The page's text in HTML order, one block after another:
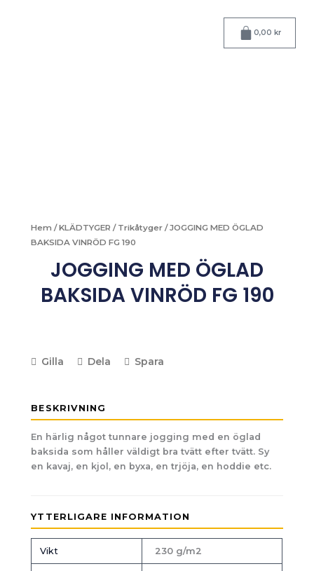
0,00 kr
Varukorg
Hem /KLÄDTYGER / Trikåtyger / JOGGING MED ÖGLAD
BAKSIDA VINRÖD FG 190
JOGGING MED ÖGLAD
BAKSIDA VINRÖD FG 190
Gilla Dela Spara
BESKRIVNING
En härlig något tunnare jogging med en öglad
baksida som håller väldigt bra tvätt efter tvätt. Sy
en kavaj, en kjol, en byxa, en trjöja, en hoddie etc.
YTTERLIGARE INFORMATION
Vikt 230 g/m2